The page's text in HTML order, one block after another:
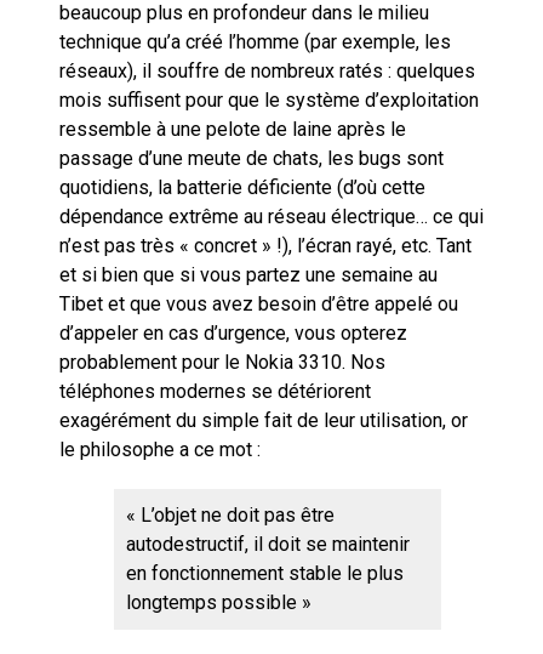
beaucoup plus en profondeur dans le milieu
technique qu’a créé l’homme (par exemple, les
réseaux), il souffre de nombreux ratés : quelques
mois suffisent pour que le système d’exploitation
ressemble à une pelote de laine après le
passage d’une meute de chats, les bugs sont
quotidiens, la batterie déficiente (d’où cette
dépendance extrême au réseau électrique… ce qui
n’est pas très « concret » !), l’écran rayé, etc. Tant
et si bien que si vous partez une semaine au
Tibet et que vous avez besoin d’être appelé ou
d’appeler en cas d’urgence, vous opterez
probablement pour le Nokia 3310. Nos
téléphones modernes se détériorent
exagérément du simple fait de leur utilisation, or
le philosophe a ce mot :
« L’objet ne doit pas être
autodestructif, il doit se maintenir
en fonctionnement stable le plus
longtemps possible »